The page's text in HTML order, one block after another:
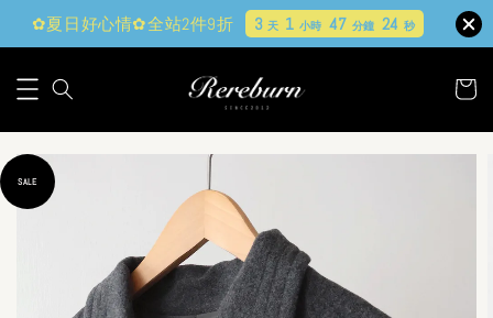
✿夏日好心情✿全站2件9折 3天 1小時 47分鐘 22 秒
SALE